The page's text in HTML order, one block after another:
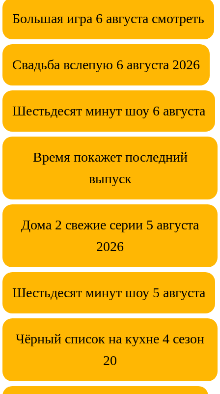
Большая игра 6 августа смотреть
Свадьба вслепую 6 августа 2026
Шестьдесят минут шоу 6 августа
Время покажет последний
выпуск
Дома 2 свежие серии 5 августа
2026
Шестьдесят минут шоу 5 августа
Чёрный список на кухне 4 сезон
20